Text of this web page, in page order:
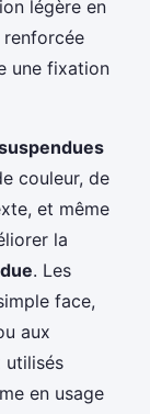
légère en
une fixation
couleur, de
et même
la
. Les
face,
aux
utilisés
en usage